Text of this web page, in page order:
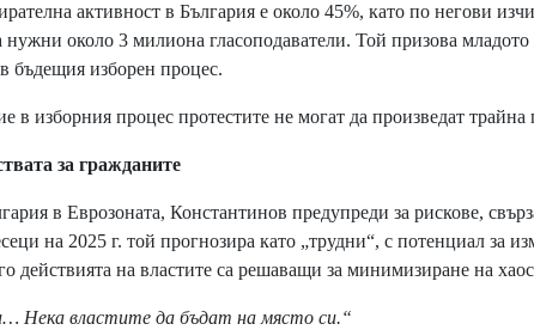
активност в България е около 45%, като по негови
нужни около 3 милиона гласоподаватели. Той призова
бъдещия изборен процес.
в изборния процес протестите не могат да произведат трайна
за гражданите
в Еврозоната, Константинов предупреди за рискове,
на 2025 г. той прогнозира като „трудни“, с потенциал за
действията на властите са решаващи за минимизиране на
Нека властите да бъдат на място си.“